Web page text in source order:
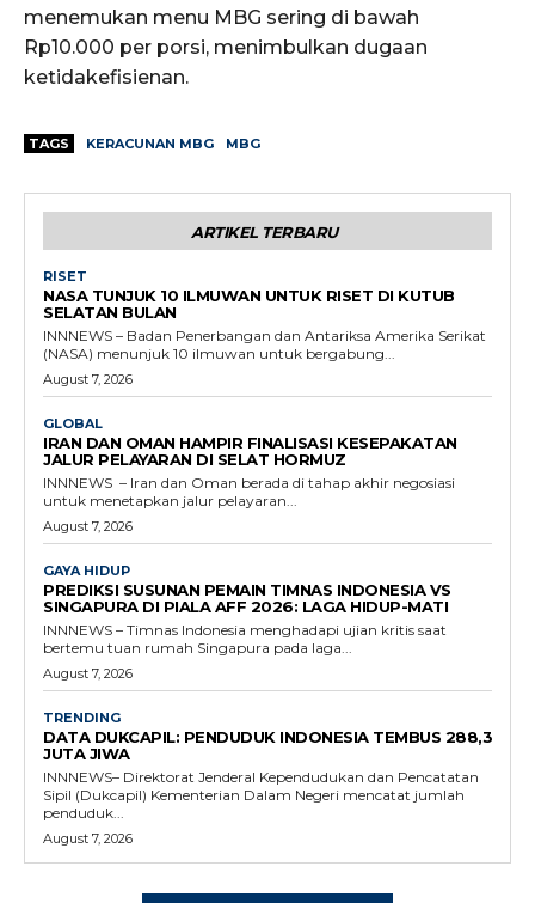
menemukan menu MBG sering di bawah
Rp10.000 per porsi, menimbulkan dugaan
ketidakefisienan.
TAGS KERACUNAN MBG MBG
ARTIKEL TERBARU
RISET
NASA TUNJUK 10 ILMUWAN UNTUK RISET DI KUTUB
SELATAN BULAN
INNNEWS – Badan Penerbangan dan Antariksa Amerika Serikat
(NASA) menunjuk 10 ilmuwan untuk bergabung...
August 7, 2026
GLOBAL
IRAN DAN OMAN HAMPIR FINALISASI KESEPAKATAN
JALUR PELAYARAN DI SELAT HORMUZ
INNNEWS – Iran dan Oman berada di tahap akhir negosiasi
untuk menetapkan jalur pelayaran...
August 7, 2026
GAYA HIDUP
PREDIKSI SUSUNAN PEMAIN TIMNAS INDONESIA VS
SINGAPURA DI PIALA AFF 2026: LAGA HIDUP-MATI
INNNEWS – Timnas Indonesia menghadapi ujian kritis saat
bertemu tuan rumah Singapura pada laga...
August 7, 2026
TRENDING
DATA DUKCAPIL: PENDUDUK INDONESIA TEMBUS 288,3
JUTA JIWA
INNNEWS– Direktorat Jenderal Kependudukan dan Pencatatan
Sipil (Dukcapil) Kementerian Dalam Negeri mencatat jumlah
penduduk...
August 7, 2026